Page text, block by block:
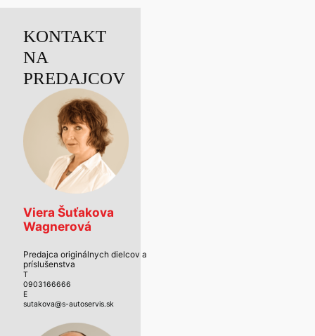
KONTAKT
NA
PREDAJCOV
Viera Šuťakova
Wagnerová
Predajca originálnych dielcov a
príslušenstva
T
0903166666
E
sutakova@s-autoservis.sk